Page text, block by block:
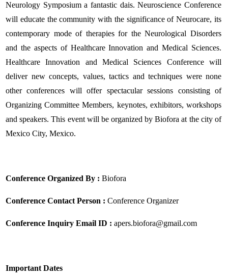
Neurology Symposium a fantastic dais. Neuroscience Conference
will educate the community with the significance of Neurocare, its
contemporary mode of therapies for the Neurological Disorders
and the aspects of Healthcare Innovation and Medical Sciences.
Healthcare Innovation and Medical Sciences Conference will
deliver new concepts, values, tactics and techniques were none
other conferences will offer spectacular sessions consisting of
Organizing Committee Members, keynotes, exhibitors, workshops
and speakers. This event will be organized by Biofora at the city of
Mexico City, Mexico.
Conference Organized By : Biofora
Conference Contact Person : Conference Organizer
Conference Inquiry Email ID : apers.biofora@gmail.com
Important Dates